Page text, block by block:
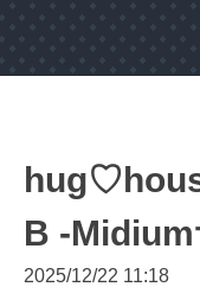
B -
2025/12/22 11:18